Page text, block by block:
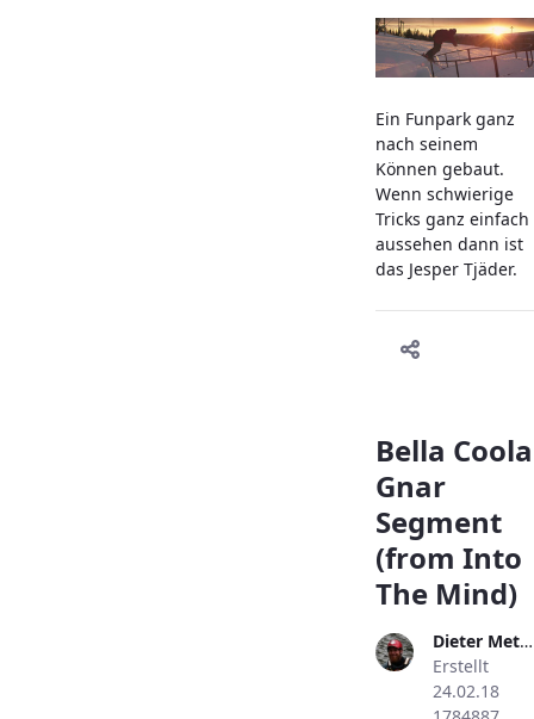
Ein Funpark ganz
nach seinem
Können gebaut.
Wenn schwierige
Tricks ganz einfach
aussehen dann ist
das Jesper Tjäder.
Bella Coola
Gnar
Segment
(from Into
The Mind)
Dieter Metzler
Erstellt
24.02.18